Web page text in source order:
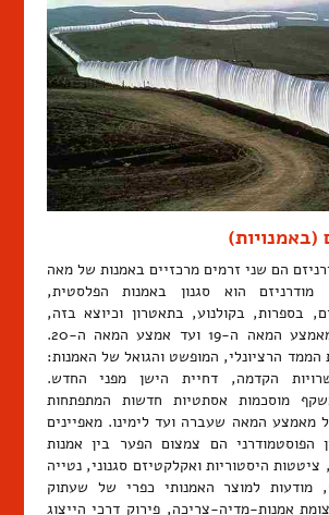
(באמנויות)
הם שני זרמים מרכזיים באמנות של מאה
מודרניזם הוא סגנון באמנות הפלסטית,
בספרות, בקולנוע, בתאטרון וכיוצא בזה,
שהיה רווח החל מאמצע המאה ה-19 ועד אמצע המאה ה-20.
הממד הרציונלי, המופשט והגואל של האמנות:
הקדמה, דחיית הישן מפני החדש.
מוסכמות אסתטיות חדשות המתפתחות
מאמצע המאה שעברה ועד לימינו. מאפיינים
הפוסטמודרני הם צמצום הפער בין אמנות
היסטוריות ואקלקטיזם סגנוני, נטייה
מודעות למוצר האמנותי כפרי של שעתוק
אמנות-מדיה-צריכה, פירוק דרכי הייצוג